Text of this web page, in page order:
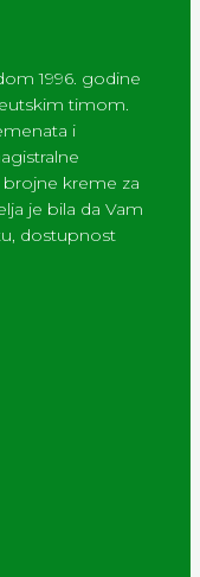
1996. godine
timom.
i
kreme za
je bila da Vam
dostupnost